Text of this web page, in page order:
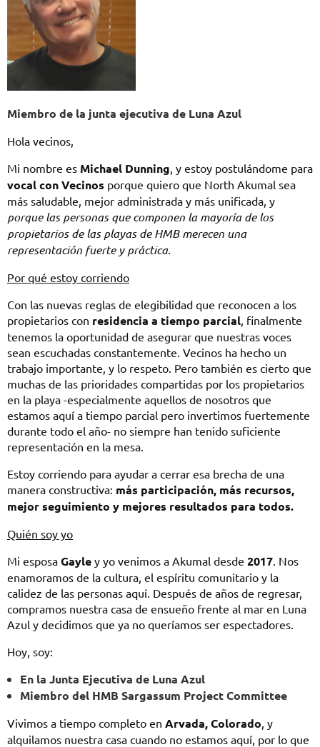
Miembro de la junta ejecutiva de Luna Azul
Hola vecinos,
Mi nombre es Michael Dunning, y estoy postulándome para
vocal con Vecinos porque quiero que North Akumal sea
más saludable, mejor administrada y más unificada, y
porque las personas que componen la mayoría de los
propietarios de las playas de HMB merecen una
representación fuerte y práctica.
Por qué estoy corriendo
Con las nuevas reglas de elegibilidad que reconocen a los
propietarios con residencia a tiempo parcial, finalmente
tenemos la oportunidad de asegurar que nuestras voces
sean escuchadas constantemente. Vecinos ha hecho un
trabajo importante, y lo respeto. Pero también es cierto que
muchas de las prioridades compartidas por los propietarios
en la playa -especialmente aquellos de nosotros que
estamos aquí a tiempo parcial pero invertimos fuertemente
durante todo el año- no siempre han tenido suficiente
representación en la mesa.
Estoy corriendo para ayudar a cerrar esa brecha de una
manera constructiva: más participación, más recursos,
mejor seguimiento y mejores resultados para todos.
Quién soy yo
Mi esposa Gayle y yo venimos a Akumal desde 2017. Nos
enamoramos de la cultura, el espíritu comunitario y la
calidez de las personas aquí. Después de años de regresar,
compramos nuestra casa de ensueño frente al mar en Luna
Azul y decidimos que ya no queríamos ser espectadores.
Hoy, soy:
En la Junta Ejecutiva de Luna Azul
Miembro del HMB Sargassum Project Committee
Vivimos a tiempo completo en Arvada, Colorado, y
alquilamos nuestra casa cuando no estamos aquí, por lo que